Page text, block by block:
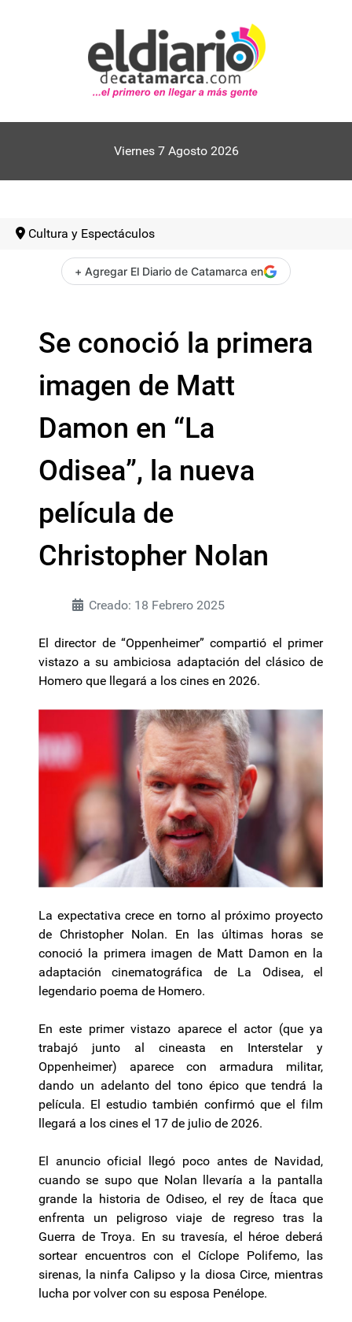
Viernes 7 Agosto 2026
Cultura y Espectáculos
+ Agregar El Diario de Catamarca en
Se conoció la primera
imagen de Matt
Damon en “La
Odisea”, la nueva
película de
Christopher Nolan
Creado: 18 Febrero 2025
El director de “Oppenheimer” compartió el primer
vistazo a su ambiciosa adaptación del clásico de
Homero que llegará a los cines en 2026.
La expectativa crece en torno al próximo proyecto
de Christopher Nolan. En las últimas horas se
conoció la primera imagen de Matt Damon en la
adaptación cinematográfica de La Odisea, el
legendario poema de Homero.
En este primer vistazo aparece el actor (que ya
trabajó junto al cineasta en Interstelar y
Oppenheimer) aparece con armadura militar,
dando un adelanto del tono épico que tendrá la
película. El estudio también confirmó que el film
llegará a los cines el 17 de julio de 2026.
El anuncio oficial llegó poco antes de Navidad,
cuando se supo que Nolan llevaría a la pantalla
grande la historia de Odiseo, el rey de Ítaca que
enfrenta un peligroso viaje de regreso tras la
Guerra de Troya. En su travesía, el héroe deberá
sortear encuentros con el Cíclope Polifemo, las
sirenas, la ninfa Calipso y la diosa Circe, mientras
lucha por volver con su esposa Penélope.